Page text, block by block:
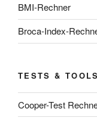
BMI-Rechner
Broca-Index-
TESTS &
Cooper-Test